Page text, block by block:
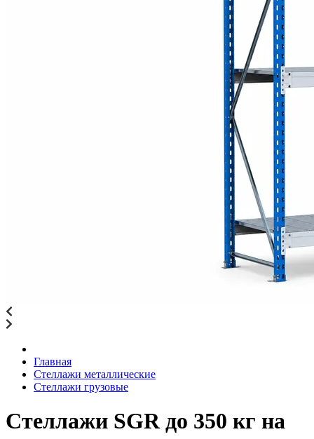
Главная
Стеллажи металлические
Стеллажи грузовые
Стеллажи SGR до 350 кг на